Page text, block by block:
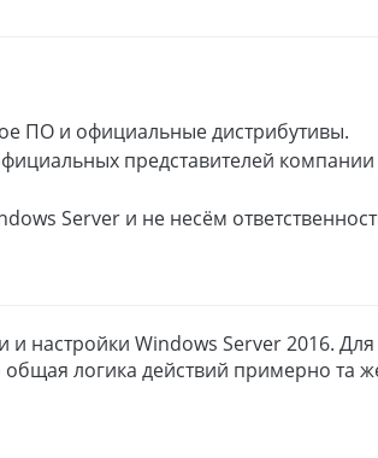
ПО и официальные дистрибутивы.
представителей компании
Server и не несём
и настройки Windows Server 2016. Для
логика действий примерно та